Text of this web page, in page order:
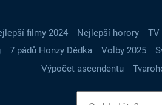
filmy 2024 Nejlepší horory TV
7 pádů Honzy Dědka Volby 2025
Výpočet ascendentu